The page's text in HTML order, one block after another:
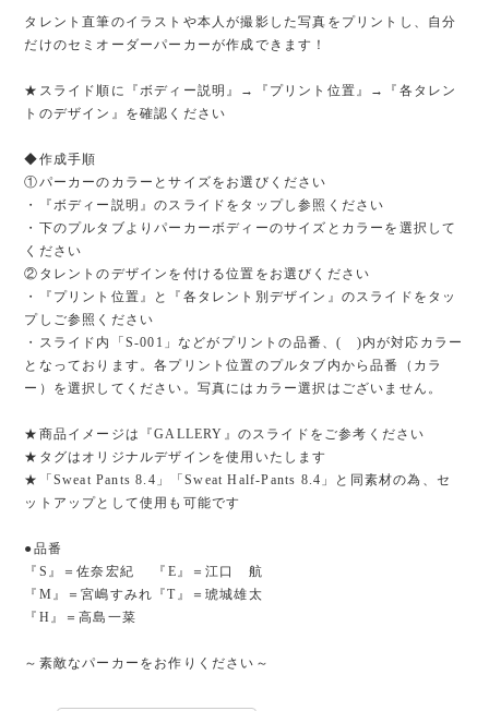
タレント直筆のイラストや本人が撮影した写真をプリントし、自分
だけのセミオーダーパーカーが作成できます！
★スライド順に『ボディー説明』→『プリント位置』→『各タレン
トのデザイン』を確認ください
◆作成手順
①パーカーのカラーとサイズをお選びください
・『ボディー説明』のスライドをタップし参照ください
・下のプルタブよりパーカーボディーのサイズとカラーを選択して
ください
②タレントのデザインを付ける位置をお選びください
・『プリント位置』と『各タレント別デザイン』のスライドをタッ
プしご参照ください
・スライド内「S-001」などがプリントの品番、( )内が対応カラー
となっております。各プリント位置のプルタブ内から品番（カラ
ー）を選択してください。写真にはカラー選択はございません。
★商品イメージは『GALLERY』のスライドをご参考ください
★タグはオリジナルデザインを使用いたします
★「Sweat Pants 8.4」「Sweat Half-Pants 8.4」と同素材の為、セ
ットアップとして使用も可能です
●品番
『S』＝佐奈宏紀 『E』＝江口 航
『M』＝宮嶋すみれ『T』＝琥城雄太
『H』＝高島一菜
～素敵なパーカーをお作りください～